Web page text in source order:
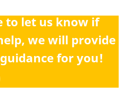
to let us know if
we will provide
for you!